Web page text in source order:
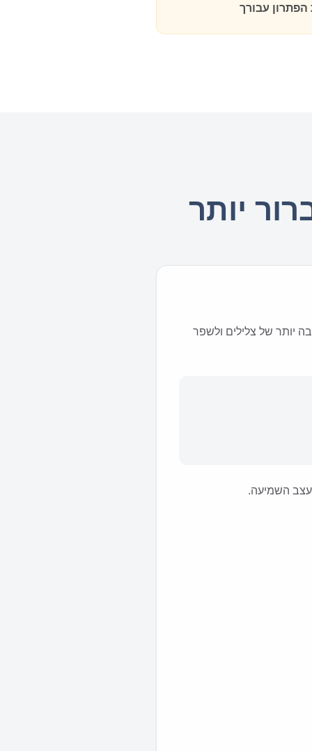
עבורך
יותר
יותר של צלילים ולשפר
השמיעה.